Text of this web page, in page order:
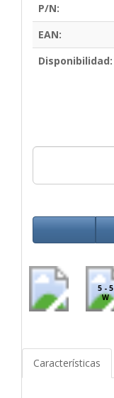
P/N:
EAN:
Disponibilidad:
5 - 5
W
Características